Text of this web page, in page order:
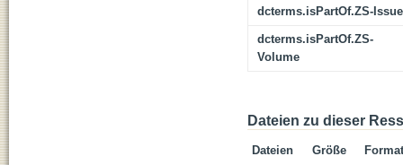
dcterms.isPartOf.ZS-Issue
dcterms.isPartOf.ZS-
Volume
Dateien zu dieser
Dateien Größe
Format